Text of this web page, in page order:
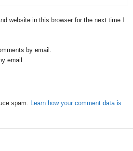
website in this browser for the next time I
by email.
email.
spam. Learn how your comment data is